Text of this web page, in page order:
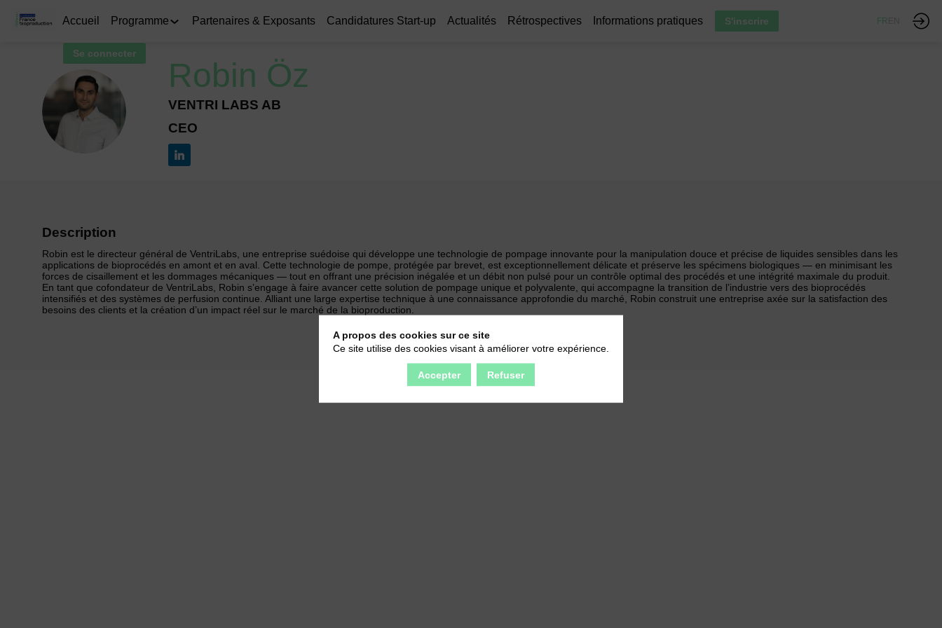
Accueil Programme Partenaires & Exposants Candidatures Start-up Actualités Rétrospectives Informations pratiques S'inscrire
Se connecter
FR
RÖ
Robin Öz
VENTRI LABS AB
CEO
Description
Robin est le directeur général de VentriLabs, une entreprise suédoise qui développe une technologie de pompage innovante pour la manipulation douce et précise de liquides sensibles dans les
applications de bioprocédés en amont et en aval. Cette technologie de pompe, protégée par brevet, est exceptionnellement délicate et préserve les spécimens biologiques — en minimisant les
forces de cisaillement et les dommages mécaniques — tout en offrant une précision inégalée et un débit non pulsé pour un contrôle optimal des procédés et une intégrité maximale du produit.
En tant que cofondateur de VentriLabs, Robin s’engage à faire avancer cette solution de pompage unique et polyvalente, qui accompagne la transition de l’industrie vers des bioprocédés
intensifiés et des systèmes de perfusion continue. Alliant une large expertise technique à une connaissance approfondie du marché, Robin construit une entreprise axée sur la satisfaction des
besoins des clients et la création d’un impact réel sur le marché de la bioproduction.
A propos des cookies sur ce site
Ce site utilise des cookies visant à améliorer votre expérience.
Accepter Refuser